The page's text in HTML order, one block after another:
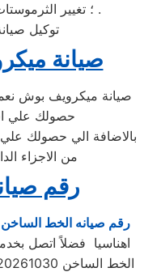
؛ تغيير الثرموستات ؛ تغيير مجموعة النوفروست .
توكيل
صيانة
صيانة ميكرويف بوش
حصولك علي
بالاضافة الي حصولك علي
من الاجزاء
رقم
رقم صيانه الخط الساخن
اهناسيا فضلاً اتصل